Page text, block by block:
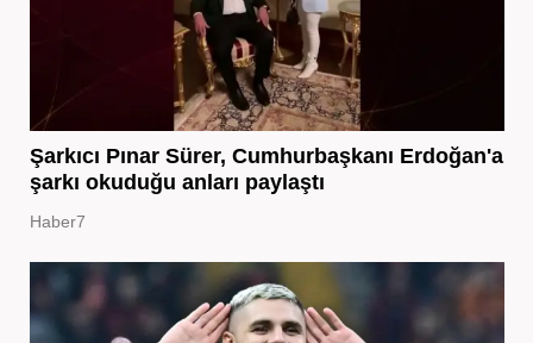
Şarkıcı Pınar Sürer, Cumhurbaşkanı Erdoğan'a
şarkı okuduğu anları paylaştı
Haber7